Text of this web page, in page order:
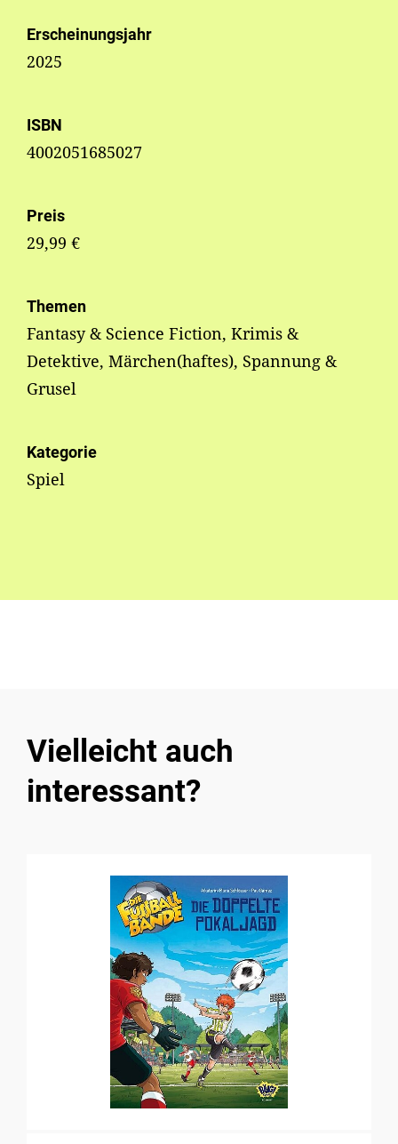
Erscheinungsjahr
2025
ISBN
4002051685027
Preis
29,99 €
Themen
Fantasy & Science Fiction, Krimis &
Detektive, Märchen(haftes), Spannung &
Grusel
Kategorie
Spiel
Vielleicht auch
interessant?